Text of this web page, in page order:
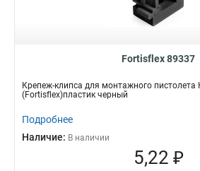
Fortisflex 89337
Крепеж-клипса для монтажного
(Fortisflex)пластик черный
Подробнее
Наличие: В наличии
5,22 ₽